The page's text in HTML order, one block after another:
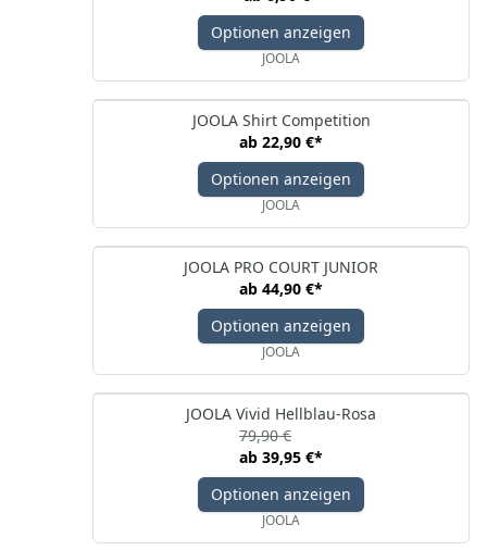
Optionen anzeigen
JOOLA
JOOLA Shirt Competition
ab 22,90 €*
Optionen anzeigen
JOOLA
JOOLA PRO COURT JUNIOR
ab 44,90 €*
Optionen anzeigen
JOOLA
JOOLA Vivid Hellblau-Rosa
ab 39,95 €*
79,90 €
Optionen anzeigen
JOOLA